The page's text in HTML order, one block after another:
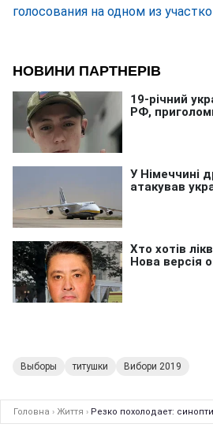
голосования на одном из
Выборы титушки Вибори 2019
Головна › Життя › Резко похолодает: